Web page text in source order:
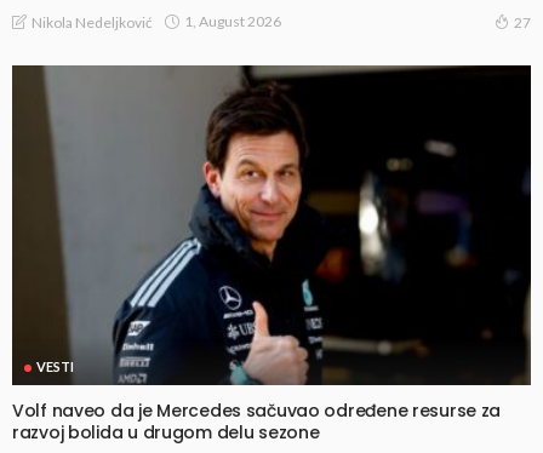
Nikola Nedeljković 1, August 2026 27
VESTI
Volf naveo da je Mercedes sačuvao određene resurse za
razvoj bolida u drugom delu sezone